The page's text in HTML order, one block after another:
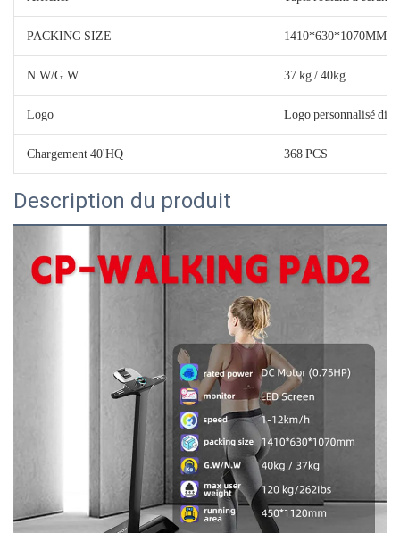
PACKING SIZE 1410*630*1070MM
N.W/G.W 37 kg / 40kg
Logo Logo personnalisé
Chargement 40'HQ 368 PCS
Description du produit